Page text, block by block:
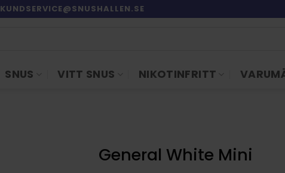
KUNDSERVICE@SNUSHALLEN.SE
SNUS VITT SNUS NIKOTINFRITT
General White Mini